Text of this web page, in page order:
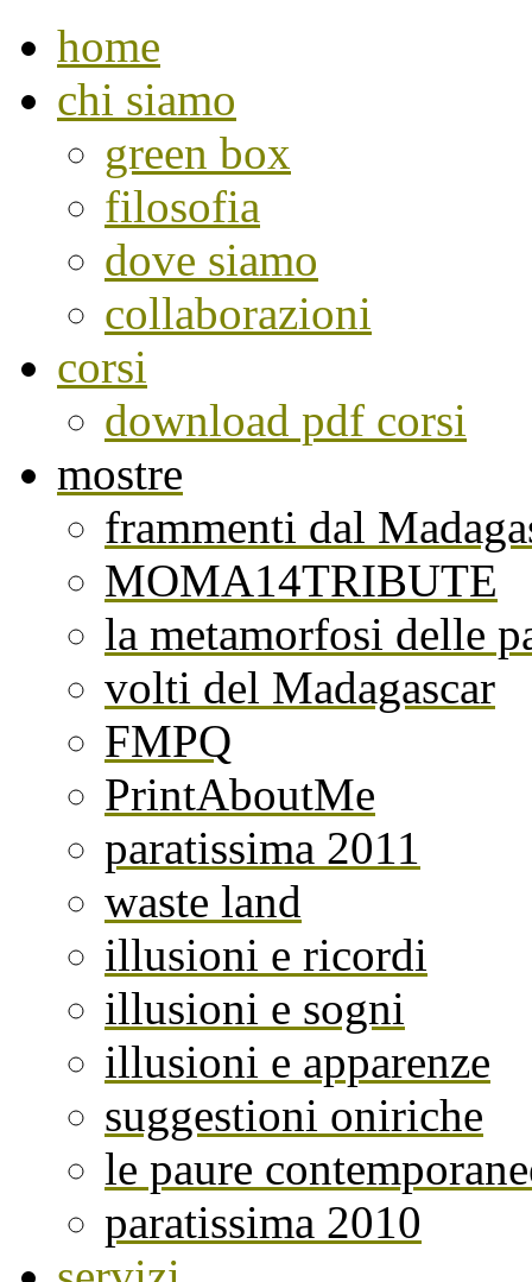
home
chi siamo
green box
filosofia
dove siamo
collaborazioni
corsi
download pdf corsi
mostre
frammenti dal
MOMA14TRIBUTE
la metamorfosi delle
volti del Madagascar
FMPQ
PrintAboutMe
paratissima 2011
waste land
illusioni e ricordi
illusioni e sogni
illusioni e apparenze
suggestioni oniriche
le paure
paratissima 2010